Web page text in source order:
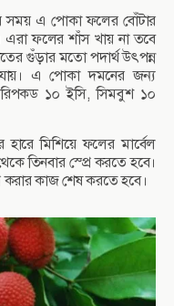
সময় এ পোকা ফলের বোঁটার
ফলের শাঁস খায় না তবে
গুঁড়ার মতো পদার্থ উৎপন্ন
এ পোকা দমনের জন্য
রিপকড ১০ ইসি, সিমবুশ ১০
হারে মিশিয়ে ফলের মার্বেল
তিনবার স্প্রে করতে হবে।
করার কাজ শেষ করতে হবে।